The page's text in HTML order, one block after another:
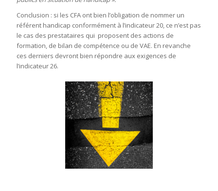
Conclusion : si les CFA ont bien l’obligation de nommer un
référent handicap conformément à l’indicateur 20, ce n’est pas
le cas des prestataires qui proposent des actions de
formation, de bilan de compétence ou de VAE. En revanche
ces derniers devront bien répondre aux exigences de
l’indicateur 26.